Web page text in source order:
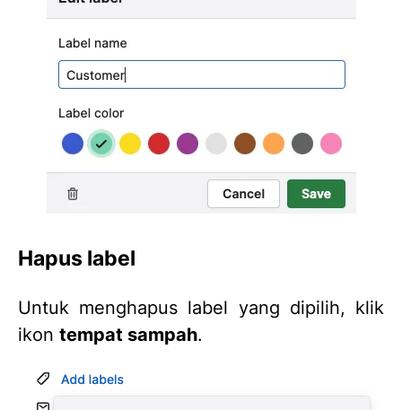
Hapus label
Untuk menghapus label yang dipilih, klik
ikon tempat sampah.